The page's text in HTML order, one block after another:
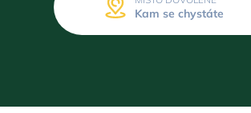
Kam se chystáte